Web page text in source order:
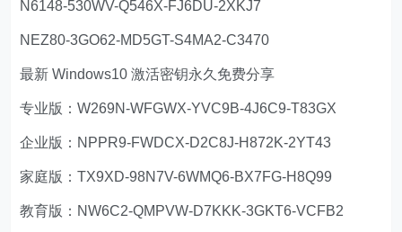
N6148-530WV-Q546X-FJ6DU-2XKJ7
NEZ80-3GO62-MD5GT-S4MA2-C3470
最新 Windows10 激活密钥永久免费分享
专业版：W269N-WFGWX-YVC9B-4J6C9-T83GX
企业版：NPPR9-FWDCX-D2C8J-H872K-2YT43
家庭版：TX9XD-98N7V-6WMQ6-BX7FG-H8Q99
教育版：NW6C2-QMPVW-D7KKK-3GKT6-VCFB2